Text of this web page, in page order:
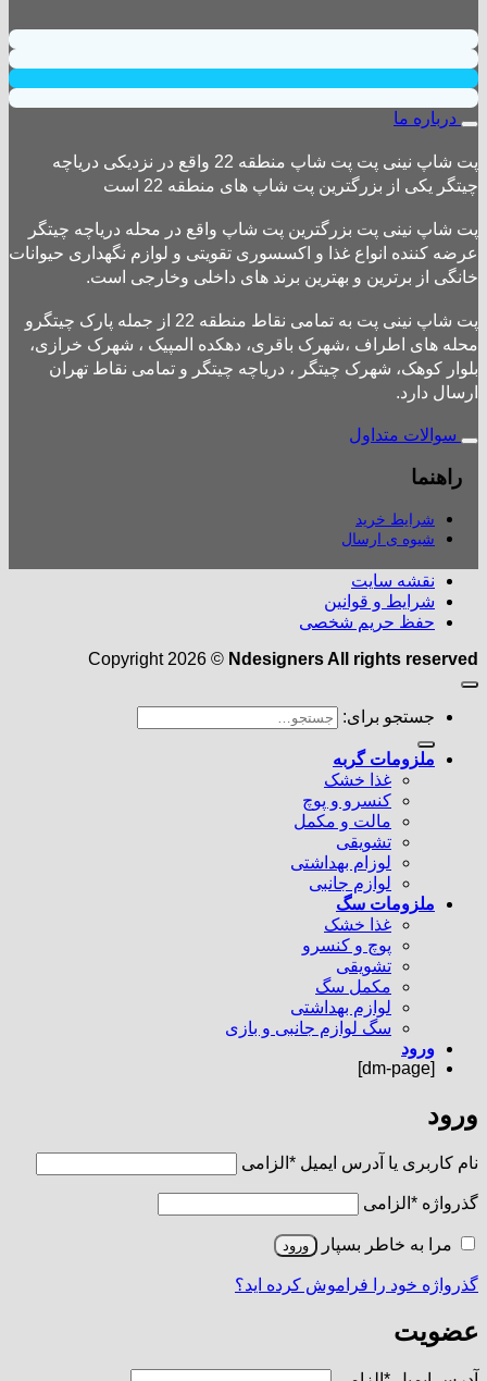
درباره ما
پت شاپ نینی پت پت شاپ منطقه 22 واقع در نزدیکی دریاچه
چیتگر یکی از بزرگترین پت شاپ های منطقه 22 است
پت شاپ نینی پت بزرگترین پت شاپ واقع در محله دریاچه چیتگر
عرضه کننده انواع غذا و اکسسوری تقویتی و لوازم نگهداری حیوانات
خانگی از برترین و بهترین برند های داخلی وخارجی است.
پت شاپ نینی پت به تمامی نقاط منطقه 22 از جمله پارک چیتگرو
محله های اطراف ،شهرک باقری، دهکده المپیک ، شهرک خرازی،
بلوار کوهک، شهرک چیتگر ، دریاچه چیتگر و تمامی نقاط تهران
ارسال دارد.
سوالات متداول
راهنما
شرایط خرید
شیوه ی ارسال
نقشه سایت
شرایط و قوانین
حفظ حریم شخصی
Copyright 2026 © Ndesigners All rights reserved
جستجو برای:
ملزومات گربه
غذا خشک
کنسرو و پوچ
مالت و مکمل
تشویقی
لوزام بهداشتی
لوازم جانبی
ملزومات سگ
غذا خشک
پوچ و کنسرو
تشویقی
مکمل سگ
لوازم بهداشتی
سگ لوازم جانبی و بازی
ورود
[dm-page]
ورود
نام کاربری یا آدرس ایمیل * الزامی
گذرواژه * الزامی
مرا به خاطر بسپار ورود
گذرواژه خود را فراموش کرده اید؟
عضویت